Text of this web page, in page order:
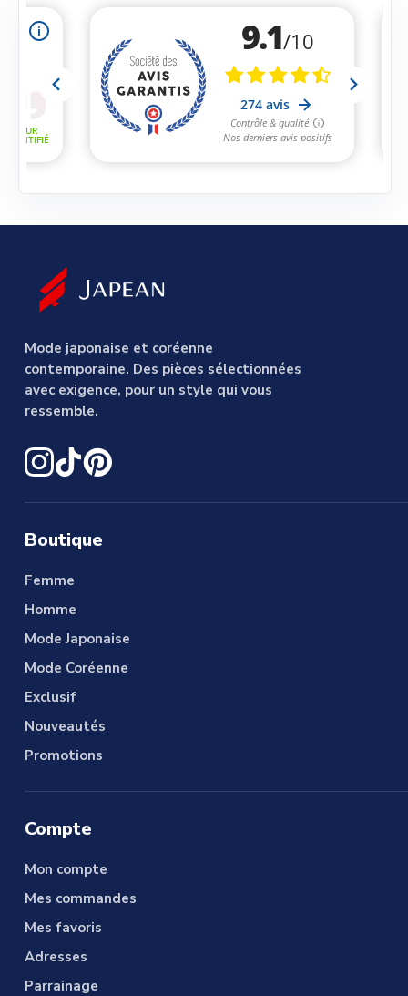
Mode japonaise et coréenne
contemporaine. Des pièces sélectionnées
avec exigence, pour un style qui vous
ressemble.
Boutique
Femme
Homme
Mode Japonaise
Mode Coréenne
Exclusif
Nouveautés
Promotions
Compte
Mon compte
Mes commandes
Mes favoris
Adresses
Parrainage